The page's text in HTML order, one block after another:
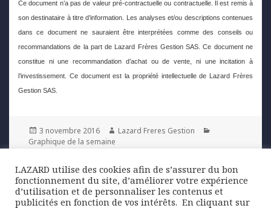
Ce document n’a pas de valeur pré-contractuelle ou contractuelle. Il est remis à
son destinataire à titre d’information. Les analyses et/ou descriptions contenues
dans ce document ne sauraient être interprétées comme des conseils ou
recommandations de la part de Lazard Frères Gestion SAS. Ce document ne
constitue ni une recommandation d’achat ou de vente, ni une incitation à
l’investissement. Ce document est la propriété intellectuelle de Lazard Frères
Gestion SAS.
Posted
on
3 novembre 2016 Author
Lazard Freres Gestion
Graphique de la semaine
Navigation
l’article
PREVIOUS
Previous
La France est-elle un Etat de droit
LAZARD utilise des cookies afin de s’assurer du bon
fonctionnement du site, d’améliorer votre expérience
d’utilisation et de personnaliser les contenus et
publicités en fonction de vos intérêts. ​ En cliquant sur